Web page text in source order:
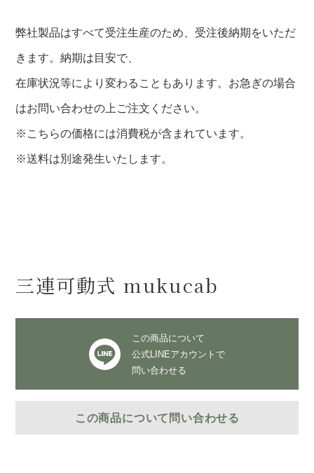
弊社製品はすべて受注生産のため、受注後納期をいただ
きます。納期は目安で、
在庫状況等により変わることもあります。お急ぎの場合
はお問い合わせの上ご注文ください。
※こちらの価格には消費税が含まれています。
※送料は別途発生いたします。
三連可動式 mukucab
この商品について
公式LINEアカウントで
問い合わせる
この商品について問い合わせる